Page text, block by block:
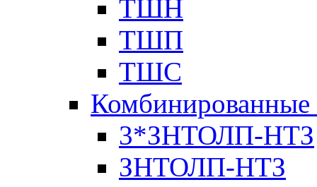
ТШН
ТШП
ТШС
Комбинированные
3*ЗНТОЛП-НТЗ
ЗНТОЛП-НТЗ